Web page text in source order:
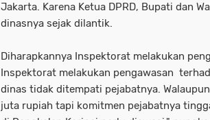
Jakarta. Karena Ketua DPRD, Bupati dan
dinasnya sejak dilantik.
Diharapkannya Inspektorat melakukan
Inspektorat melakukan pengawasan
dinas tidak ditempati pejabatnya.
juta rupiah tapi komitmen pejabatnya